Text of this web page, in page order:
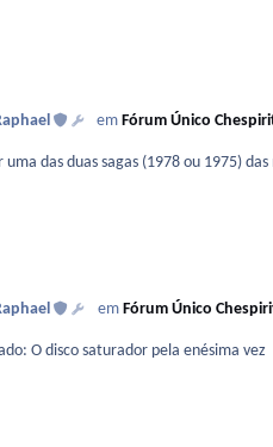
emFórum Único
das duas sagas (1978 ou 1975) das
em Fórum Único
O disco saturador pela enésima vez